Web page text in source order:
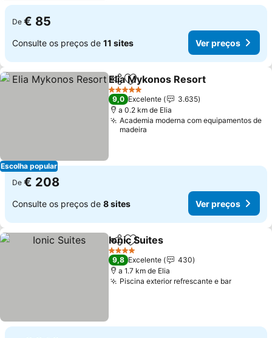
De € 85
Consulte os preços de 11 sites Ver preços
Escolha popular
PartilharAdicionar aos favoritos
Elia Mykonos Resort
5 Estrelas
9,0 Excelente
3.635
a 0.2 km de Elia
Academia moderna com equipamentos de
madeira
De € 208
Consulte os preços de 8 sites Ver preços
PartilharAdicionar aos favoritos
Ionic Suites
4 Estrelas
9,8 Excelente
430
a 1.7 km de Elia
Piscina exterior refrescante e bar